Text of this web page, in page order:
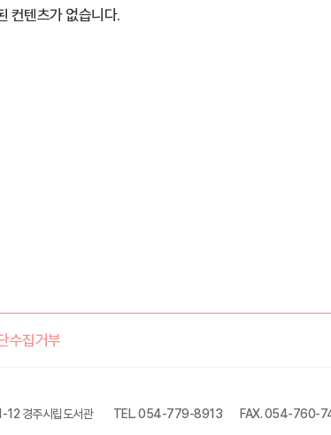
컨텐츠가 없습니다.
수집거부
경주시립도서관 TEL. 054-779-8913 FAX. 054-760-